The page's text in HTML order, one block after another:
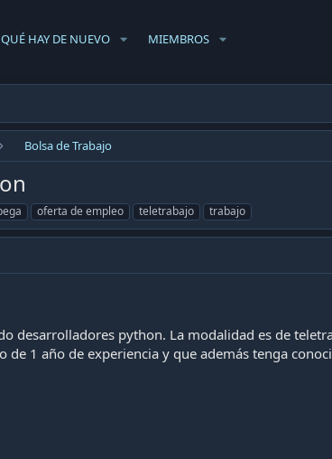
QUÉ HAY DE NUEVO MIEMBROS
Bolsa de Trabajo
oferta de empleo teletrabajo trabajo
desarrolladores python. La modalidad es de
de 1 año de experiencia y que además tenga